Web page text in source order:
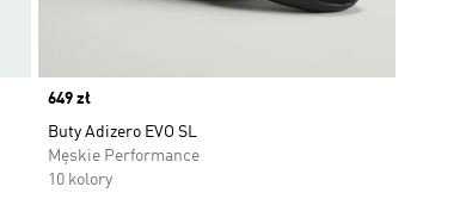
Price
649 zł
Buty Adizero EVO SL
Męskie Performance
10 kolory